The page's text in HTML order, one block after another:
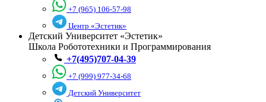
+7 (965) 106-57-98
Центр «Эстетик»
Детский Университет «Эстетик»
Школа Робототехники и Программирования
+7(495)707-04-39
+7 (999) 977-34-68
Детский Университет